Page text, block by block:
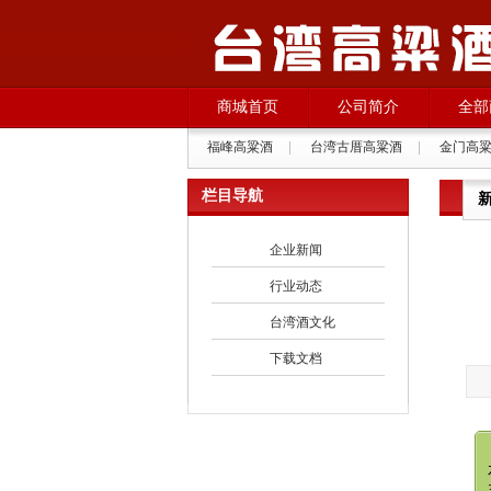
商城首页 公司简介 全
福峰高粱酒 台湾古厝高粱酒 金门高
栏目导航
企业新闻
行业动态
台湾酒文化
下载文档